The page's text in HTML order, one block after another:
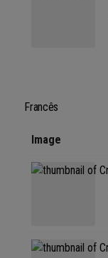
Francês
Image